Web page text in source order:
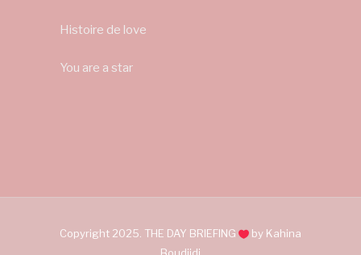
Histoire de love
You are a star
Copyright 2025. THE DAY BRIEFING
by Kahina
Boudjidj